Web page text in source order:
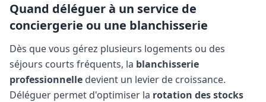
Quand déléguer à un service de
conciergerie ou une blanchisserie
Dès que vous gérez plusieurs logements ou des
séjours courts fréquents, la blanchisserie
professionnelle devient un levier de croissance.
Déléguer permet d'optimiser la rotation des stocks